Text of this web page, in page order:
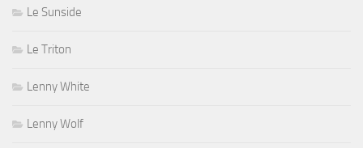
Le Sunside
Le Triton
Lenny White
Lenny Wolf